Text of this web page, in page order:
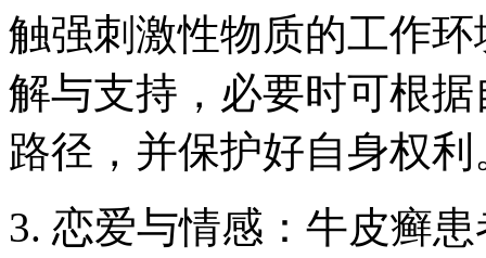
触强刺激性物质的工作
解与支持，必要时可根
路径，并保护好自身权利
3. 恋爱与情感：牛皮癣